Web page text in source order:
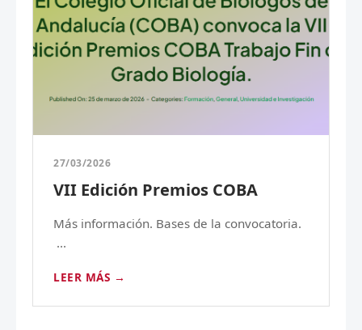
27/03/2026
VII Edición Premios COBA
Más información. Bases de la convocatoria.
...
LEER MÁS →